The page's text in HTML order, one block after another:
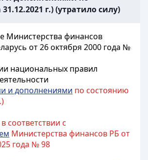
г.) (утратило силу)
Министерства финансов
от 26 октября 2000 года №
национальных правил
и дополнениями по состоянию
соответствии с
Министерства финансов РБ от
года № 98